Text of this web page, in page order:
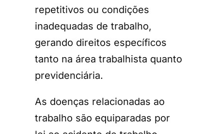
repetitivos ou condições
inadequadas de trabalho,
gerando direitos específicos
tanto na área trabalhista quanto
previdenciária.
As doenças relacionadas ao
trabalho são equiparadas por